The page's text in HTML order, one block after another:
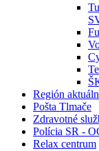
Región
Pošta Tlmače
Zdravotné
Polícia SR -
Relax centrum